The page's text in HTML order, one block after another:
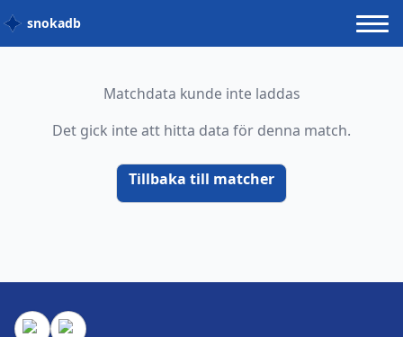
snokadb
Matchdata kunde inte laddas
Det gick inte att hitta data för denna match.
Tillbaka till matcher